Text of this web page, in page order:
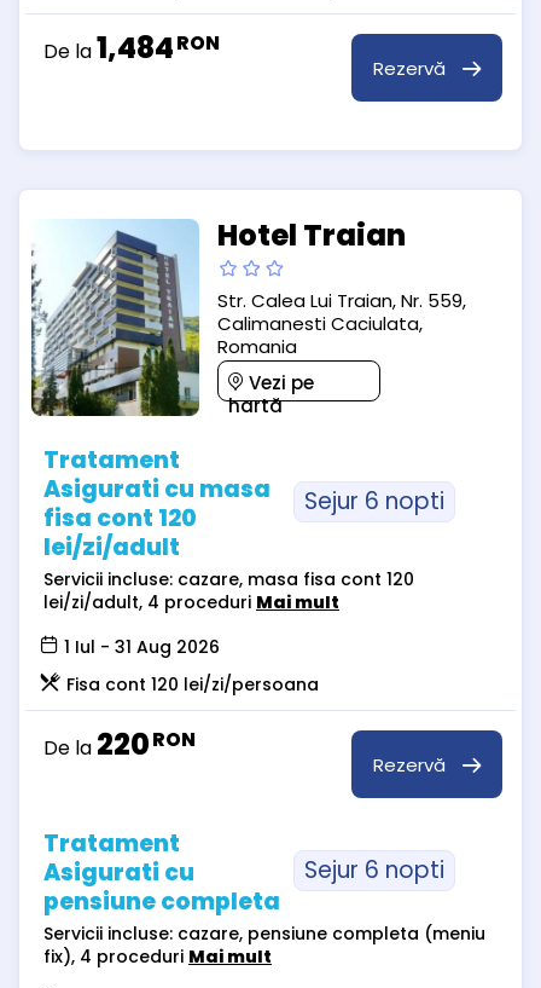
De la1,484RON
Rezervă
Hotel Traian
Str. Calea Lui Traian, Nr. 559,
Calimanesti Caciulata,
Romania
Vezi pe
hartă
Tratament
Asigurati cu masa
fisa cont 120
lei/zi/adult
Sejur 6 nopti
Servicii incluse: cazare, masa fisa cont 120
lei/zi/adult, 4 proceduri Mai mult
1 Iul - 31 Aug 2026
Fisa cont 120 lei/zi/persoana
De la 220RON
Rezervă
Tratament
Asigurati cu
pensiune completa
Sejur 6 nopti
Servicii incluse: cazare, pensiune completa (meniu
fix), 4 proceduri Mai mult